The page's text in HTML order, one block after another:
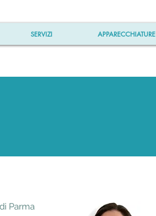
SERVIZI APPARECCHIATURE
Parma